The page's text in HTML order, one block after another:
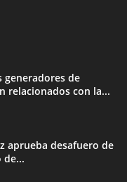
generadores de
relacionados con la...
aprueba desafuero de
de...